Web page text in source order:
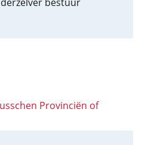
Provinciën of